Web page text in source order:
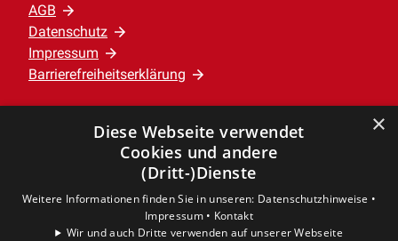
AGB
Datenschutz
Impressum
Barrierefreiheitserklärung
Leistungen
×
Diese Webseite verwendet
Cookies und andere
(Dritt-)Dienste
Weitere Informationen finden Sie in unseren: Datenschutzhinweise •
Impressum • Kontakt
Wir und auch Dritte verwenden auf unserer Webseite